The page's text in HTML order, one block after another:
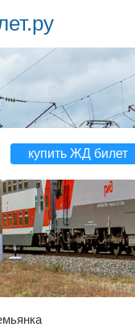
купить ЖД билет